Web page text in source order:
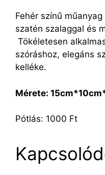
Fehér színű
szatén szalaggal és
Tökéletesen
szóráshoz, elegáns
kelléke.
Mérete:
Pótlás: 1000 Ft